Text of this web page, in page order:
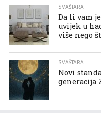
SVAŠTARA
Da li vam
uvijek u
više nego
SVAŠTARA
Novi
generacija